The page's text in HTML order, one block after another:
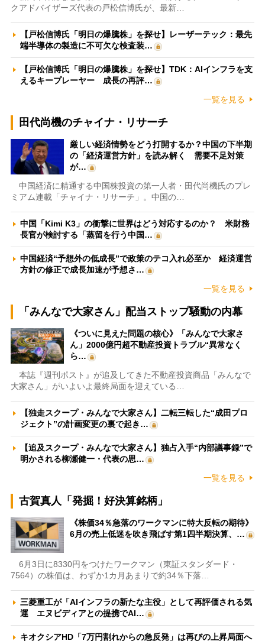
クアドバイザーズ代表の戸松信博氏が、最新…
【戸松信博氏「明日の爆騰株」を探せ】レーザーテック：最先
端半導体の製造に不可欠な検査装…
【戸松信博氏「明日の爆騰株」を探せ】TDK：AIインフラを支
えるキープレーヤー 成長の再評…
一覧を見る
田代尚機のチャイナ・リサーチ
厳しい経済情勢をどう打開するか？中国の下半期
の「経済運営方針」を読み解く 需要不足対策
が…
中国経済に精通する中国株投資の第一人者・田代尚機氏のプレ
ミアム連載「チャイナ・リサーチ」。中国の…
中国「Kimi K3」の衝撃に世界はどう対応するのか？ 米財務
長官が検討する「蒸留を行う中国…
中国経済“予想外の低成長”で政策のテコ入れ必至か 経済運営
方針の修正で成長加速が予想さ…
一覧を見る
「みんなで大家さん」配当ストップ騒動の内幕
《ついに見えた問題の核心》「みんなで大家さ
ん」2000億円超不動産投資トラブル“異常なく
ら…
本誌『週刊ポスト』が追及してきた不動産投資商品「みんなで
大家さん」がいよいよ最終局面を迎えている…
【独走スクープ・みんなで大家さん】二転三転した“成田プロ
ジェクト”の計画変更の裏で起き…
【追及スクープ・みんなで大家さん】独占入手“内部議事録”で
明かされる柳瀬健一・代表の思…
一覧を見る
古賀真人「発掘！好決算銘柄」
《株価34％急落のワークマンに特大反転の期待》
6月の売上低迷を吹き飛ばす第1四半期決算、…
6月3日に8330円をつけたワークマン（東証スタンダード・
7564）の株価は、わずか1カ月あまりで約34％下落…
三菱重工が「AIインフラの新たな主役」として再評価される気
運 エヌビディアとの提携でAI…
キオクシアHD「7万円割れからの急反発」は再びの上昇局面へ